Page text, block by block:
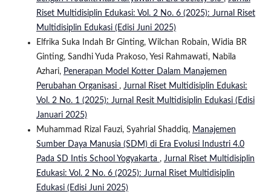
Riset Multidisiplin Edukasi: Vol. 2 No. 6 (2025): Jurnal Riset
Multidisiplin Edukasi (Edisi Juni 2025)
Elfrika Suka Indah Br Ginting, Wilchan Robain, Widia BR
Ginting, Sandhi Yuda Prakoso, Yesi Rahmawati, Nabila
Azhari, Penerapan Model Kotter Dalam Manajemen
Perubahan Organisasi , Jurnal Riset Multidisiplin Edukasi:
Vol. 2 No. 1 (2025): Jurnal Resit Multidisiplin Edukasi (Edisi
Januari 2025)
Muhammad Rizal Fauzi, Syahrial Shaddiq, Manajemen
Sumber Daya Manusia (SDM) di Era Evolusi Industri 4.0
Pada SD Intis School Yogyakarta , Jurnal Riset Multidisiplin
Edukasi: Vol. 2 No. 6 (2025): Jurnal Riset Multidisiplin
Edukasi (Edisi Juni 2025)